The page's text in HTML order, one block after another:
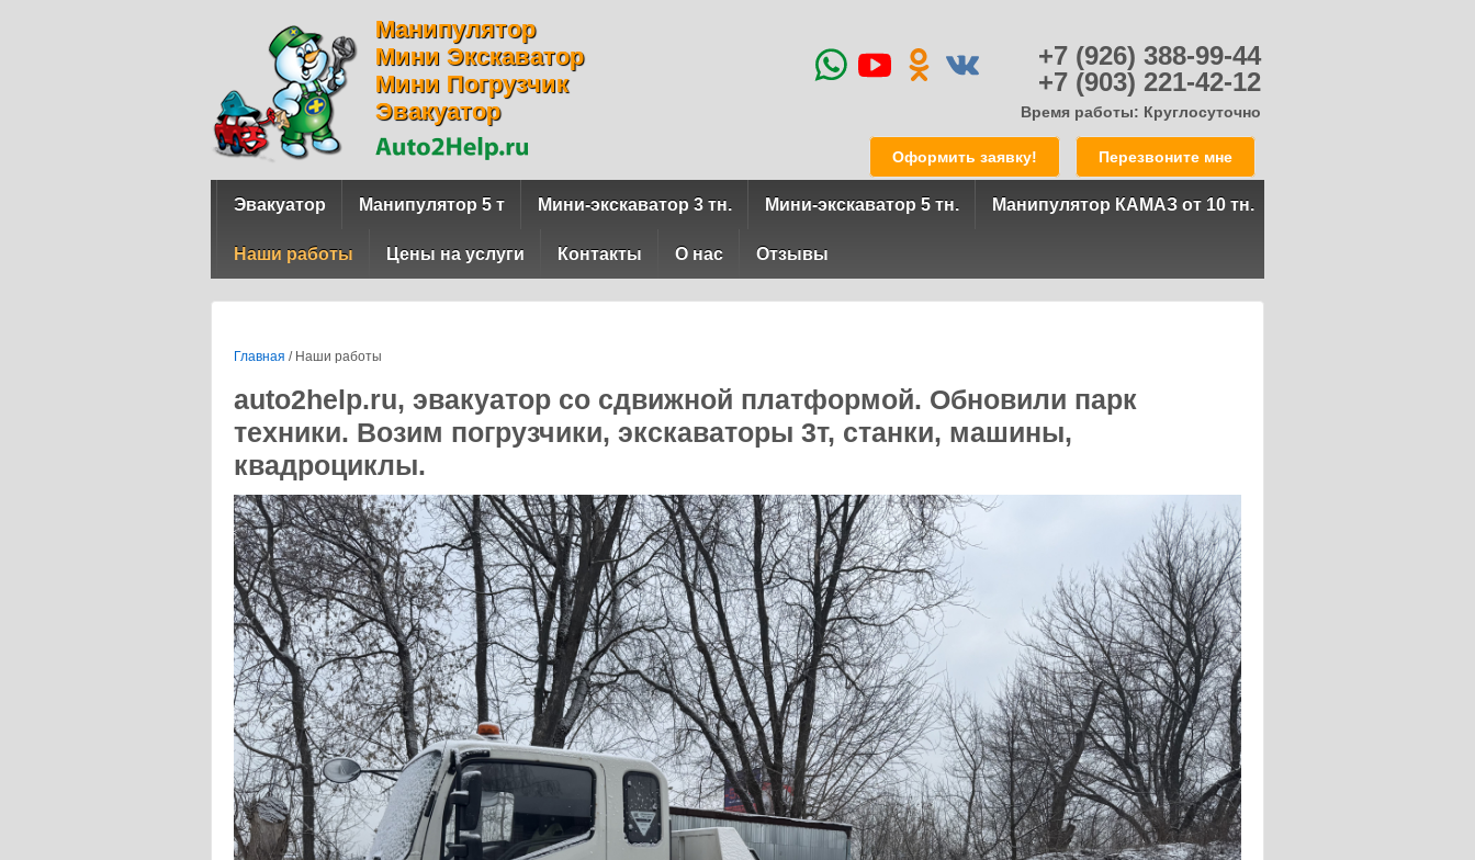
Манипулятор
Мини Экскаватор
Мини Погрузчик
Эвакуатор
+7 (926) 388-99-44
+7 (903) 221-42-12
Время работы: Круглосуточно
Оформить заявку! Перезвоните мне
Эвакуатор Манипулятор 5 т Мини-экскаватор 3 тн. Мини-экскаватор 5 тн. Манипулятор КАМАЗ от 10 тн.
Наши работы Цены на услуги Контакты О нас Отзывы
Главная / Наши работы
auto2help.ru, эвакуатор со сдвижной платформой. Обновили парк
техники. Возим погрузчики, экскаваторы 3т, станки, машины,
квадроциклы.